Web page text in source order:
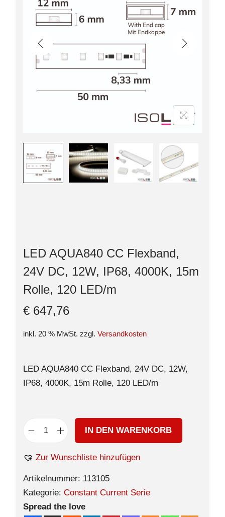
LED AQUA840 CC Flexband,
24V DC, 12W, IP68, 4000K, 15m
Rolle, 120 LED/m
€ 647,76
inkl. 20 % MwSt. zzgl. Versandkosten
LED AQUA840 CC Flexband, 24V DC, 12W,
IP68, 4000K, 15m Rolle, 120 LED/m
IN DEN WARENKORB
Zur Wunschliste hinzufügen
Artikelnummer: 113105
Kategorie: Constant Current Serie
Spread the love